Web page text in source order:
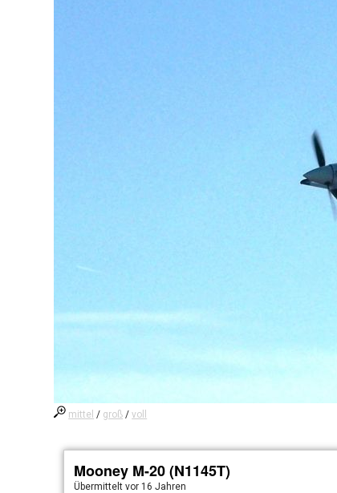
mittel / groß /voll
Mooney M-20 (N1145T)
Übermitteltvor 16 Jahren